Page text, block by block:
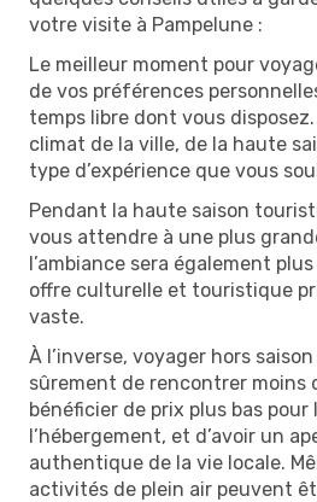
votre visite à Pampelune :
Le meilleur moment pour
de vos préférences
temps libre dont vous
climat de la ville, de la haute
type d’expérience que vous
Pendant la haute saison
vous attendre à une plus
l’ambiance sera également
offre culturelle et touristique
vaste.
À l’inverse, voyager hors
sûrement de rencontrer moins
bénéficier de prix plus bas pour
l’hébergement, et d’avoir un
authentique de la vie locale.
activités de plein air peuvent